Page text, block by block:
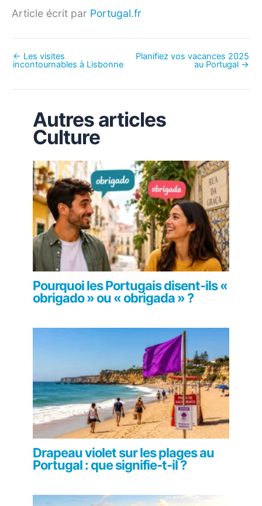
Article écrit par Portugal.fr
← Les visites
incontournables à Lisbonne
Planifiez vos vacances 2025
au Portugal →
Autres articles
Culture
Pourquoi les Portugais disent-ils «
obrigado » ou « obrigada » ?
Drapeau violet sur les plages au
Portugal : que signifie-t-il ?